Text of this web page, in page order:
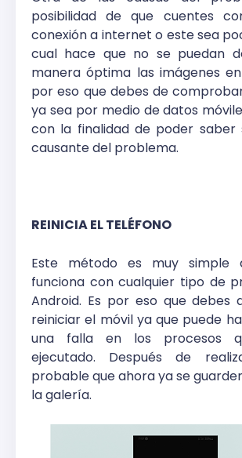
posibilidad de que cuentes
conexión a internet o este sea
cual hace que no se puedan
manera óptima las imágenes
por eso que debes de
ya sea por medio de datos
con la finalidad de poder saber
causante del problema.
REINICIA EL TELÉFONO
Este método es muy simple
funciona con cualquier tipo de
Android. Es por eso que debes
reiniciar el móvil ya que puede
una falla en los procesos
ejecutado. Después de
probable que ahora ya se
la galería.